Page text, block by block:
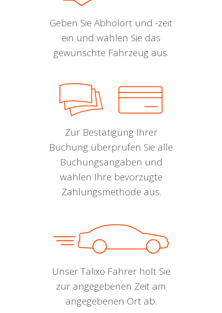
Geben Sie Abholort und -zeit
ein und wählen Sie das
gewünschte Fahrzeug aus.
Zur Bestätigung Ihrer
Buchung überprüfen Sie alle
Buchungsangaben und
wählen Ihre bevorzugte
Zahlungsmethode aus.
Unser Talixo Fahrer holt Sie
zur angegebenen Zeit am
angegebenen Ort ab.